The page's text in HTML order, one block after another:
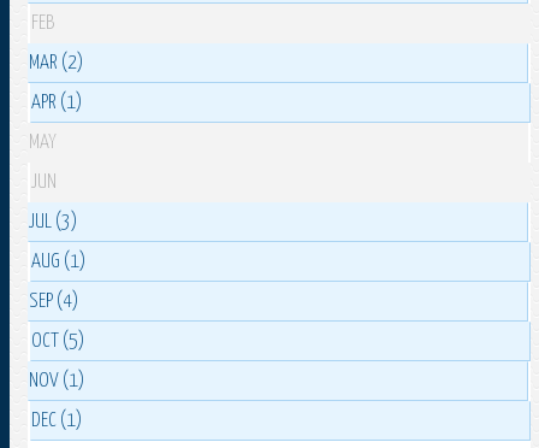
FEB
MAR (2)
APR (1)
MAY
JUN
JUL (3)
AUG (1)
SEP (4)
OCT (5)
NOV (1)
DEC (1)